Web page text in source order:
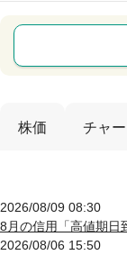
株価 チャー
2026/08/09 08:30
8月の信用「高値期日
2026/08/06 15:50